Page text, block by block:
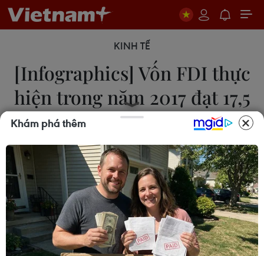
KINH TẾ
[Infographics] Vốn FDI thực
hiện trong năm 2017 đạt 17,5
tỷ USD
Hạnh Nguyễn
25/12/2017 09:19
Báo cáo công bố từ Bộ Kế hoạch và Đầu tư, năm
2017, tổng vốn đăng ký cấp mới, tăng thêm và
góp vốn mua cổ phần của nhà nhà đầu tư nước
ngoài đạt 35,88 tỷ USD, trong đó vốn thực hiện đạt
Khám phá thêm